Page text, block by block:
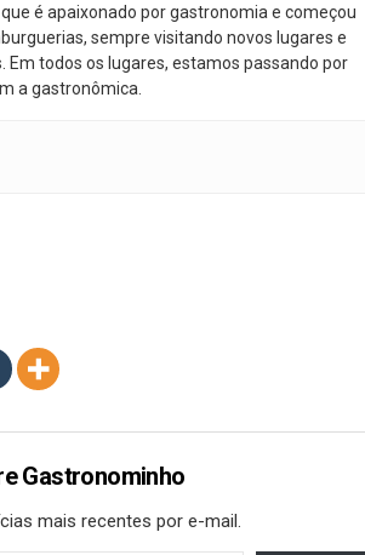
é apaixonado por gastronomia e começou
sempre visitando novos lugares e
todos os lugares, estamos passando por
a gastronômica.
Gastronominho
mais recentes por e-mail.